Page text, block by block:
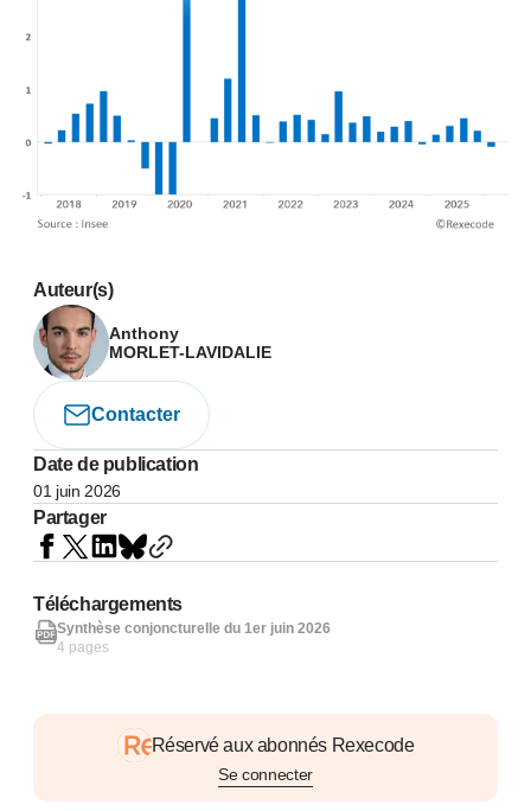
Auteur(s)
Anthony
MORLET-LAVIDALIE
Contacter
Date de publication
01 juin 2026
Partager
Réservé aux abonnés Rexecode
Se connecter
Téléchargements
Synthèse conjoncturelle du 1er juin 2026
4 pages